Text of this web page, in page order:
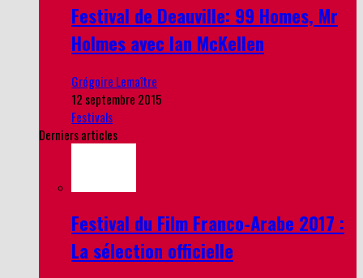
Festival de Deauville: 99 Homes, Mr
Holmes avec Ian McKellen
Grégoire Lemaître
12 septembre 2015
Festivals
Derniers articles
Festival du Film Franco-Arabe 2017 :
La sélection officielle